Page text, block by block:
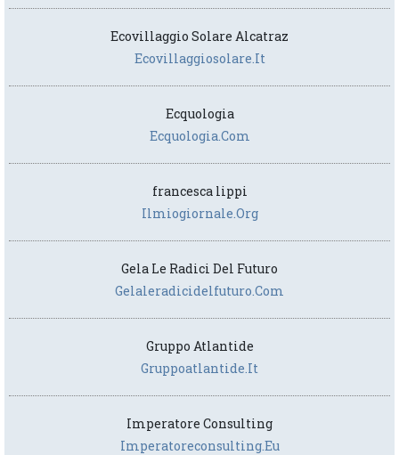
Ecovillaggio Solare Alcatraz
Ecovillaggiosolare.it
Ecquologia
Ecquologia.com
francesca lippi
Ilmiogiornale.org
Gela Le Radici Del Futuro
Gelaleradicidelfuturo.com
Gruppo Atlantide
Gruppoatlantide.it
Imperatore Consulting
Imperatoreconsulting.eu